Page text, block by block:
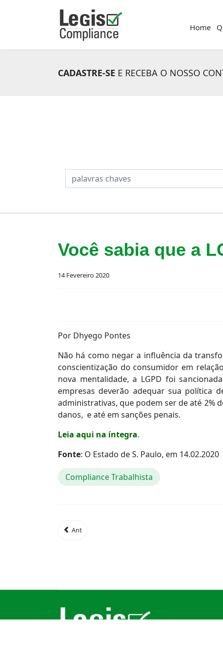
Home
CADASTRE-SE E RECEBA O NOSSO
PESQUISAR
Você sabia que a
14 Fevereiro 2020
Por Dhyego Pontes
Não há como negar a influência da
conscientização do consumidor em
nova mentalidade, a LGPD foi
empresas deverão adequar sua política
administrativas, que podem ser de até 2%
danos, e até em sanções penais.
Leia aqui na íntegra.
Fonte: O Estado de S. Paulo, em 14.02.2020
Compliance Trabalhista
Ant